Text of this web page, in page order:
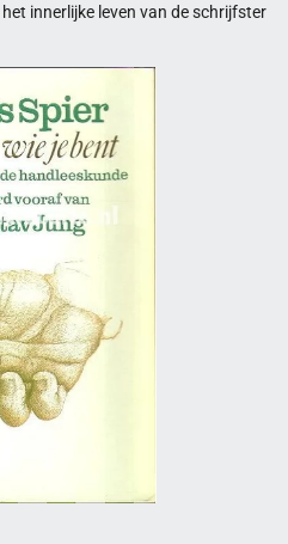
innerlijke leven van de schrijfster